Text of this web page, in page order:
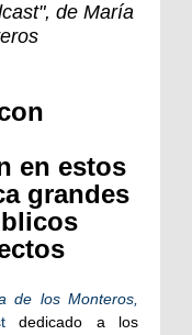
de María
en estos
grandes
de los Monteros,
dedicado a los